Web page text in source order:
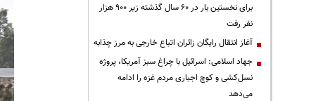
برای نخستین بار در ۶۰ سال گذشته زیر ۹۰۰ هزار
نفر رفت
آغاز انتقال رایگان زائران اتباع خارجی به مرز چذابه
جهاد اسلامی: اسرائیل با چراغ سبز آمریکا، پروژه
نسل‌کشی و کوچ اجباری مردم غزه را ادامه
می‌دهد